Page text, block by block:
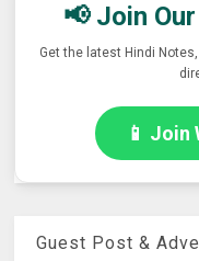
📢 Join
Get the latest Hindi
📱 Join
Guest Post &